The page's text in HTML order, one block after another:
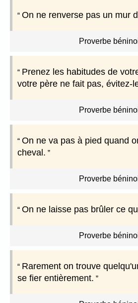
On ne renverse pas un mur
Proverbe
Prenez les habitudes de
votre père ne fait pas, évitez-
Proverbe
On ne va pas à pied quand
cheval.
Proverbe
On ne laisse pas brûler ce
Proverbe
Rarement on trouve
se fier entièrement.